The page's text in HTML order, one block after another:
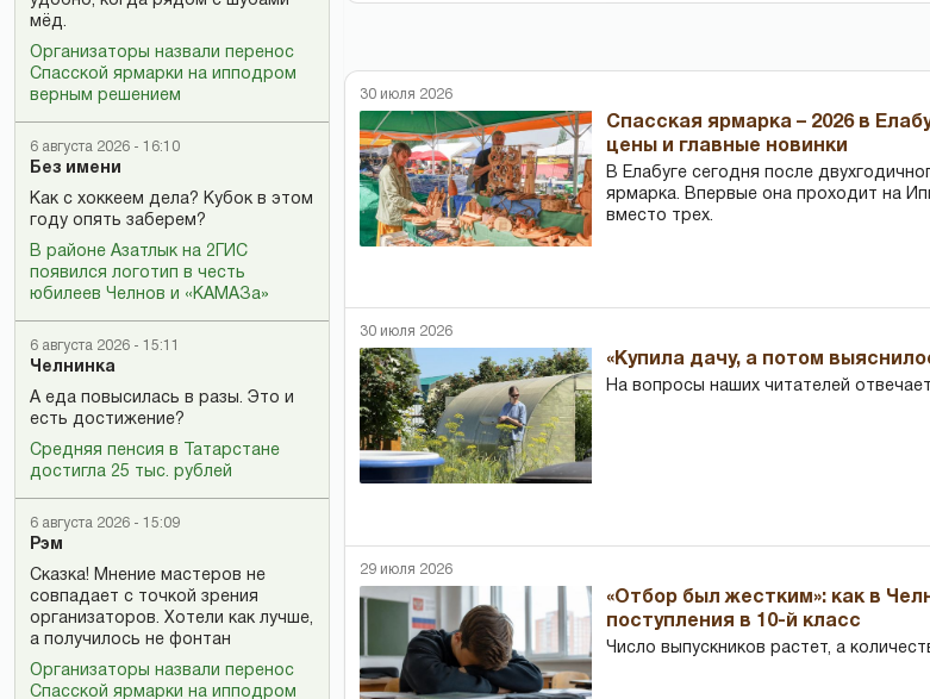
мёд.
Организаторы назвали перенос
Спасской ярмарки на ипподром
верным решением
6 августа 2026 - 16:10
Без имени
Как с хоккеем дела? Кубок в этом
году опять заберем?
В районе Азатлык на 2ГИС
появился логотип в честь
юбилеев Челнов и «КАМАЗа»
6 августа 2026 - 15:11
Челнинка
А еда повысилась в разы. Это и
есть достижение?
Средняя пенсия в Татарстане
достигла 25 тыс. рублей
6 августа 2026 - 15:09
Рэм
Сказка! Мнение мастеров не
совпадает с точкой зрения
организаторов. Хотели как лучше,
а получилось не фонтан
Организаторы назвали перенос
Спасской ярмарки на ипподром
30 июля 2026
Спасская ярмарка – 2026 в
цены и главные новинки
В Елабуге сегодня после
ярмарка. Впервые она проходит на
вместо трех.
30 июля 2026
«Купила дачу, а потом
На вопросы наших читателей
29 июля 2026
«Отбор был жестким»: как в
поступления в 10-й класс
Число выпускников растет, а